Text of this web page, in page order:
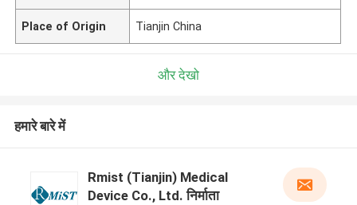
Place of Origin Tianjin China
और देखो
हमारे बारे में
Rmist (Tianjin) Medical
Device Co., Ltd. निर्माता